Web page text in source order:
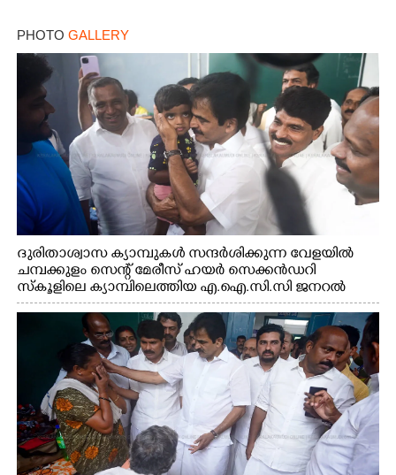
PHOTO GALLERY
ദുരിതാശ്വാസ ക്യാമ്പുകൾ സന്ദർശിക്കുന്ന വേളയിൽ
ചമ്പക്കുളം സെന്റ് മേരീസ് ഹയർ സെക്കൻഡറി
സ്കൂളിലെ ക്യാമ്പിലെത്തിയ എ.ഐ.സി.സി ജനറൽ
സെക്രട്ടറി കെ.സി വേണുഗോപാൽ എം.പി കുരുന്നിനെ
എടുത്ത് ലാളിച്ചപ്പോൾ. സഹകരണ-എക്സൈസ്
വകുപ്പ് മന്ത്രി എം. ലിജു, കൃഷിവകുപ്പ് മന്ത്രി ടി. സിദ്ദിഖ്,
റെജി ചെറിയാൻ എം. എൽ. എ എന്നിവർ സമീപം